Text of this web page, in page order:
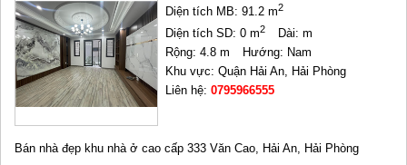
Diện tích MB: 91.2 m2
Diện tích SD: 0 m2
Dài: m
Rộng: 4.8 m
Hướng: Nam
Khu vực: Quận Hải An, Hải Phòng
Liên hệ:0795966555
Bán nhà đẹp khu nhà ở cao cấp 333 Văn Cao, Hải An, Hải Phòng